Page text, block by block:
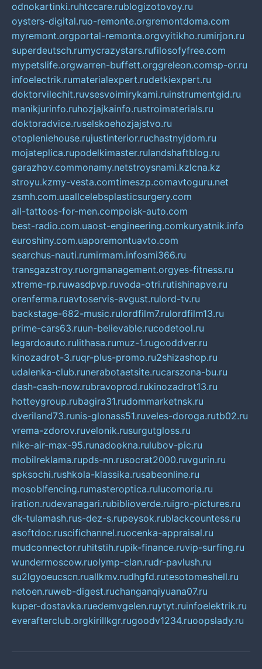
odnokartinki.ruhtccare.rublogizotovoy.ru
oysters-digital.ruo-remonte.orgremontdoma.com
myremont.orgportal-remonta.orgvyitikho.rumirjon.ru
superdeutsch.rumycrazystars.rufilosofyfree.com
mypetslife.orgwarren-buffett.orggreleon.comsp-or.ru
infoelectrik.rumaterialexpert.rudetkiexpert.ru
doktorvilechit.ruvsesvoimirykami.ruinstrumentgid.ru
manikjurinfo.ruhozjajkainfo.rustroimaterials.ru
doktoradvice.ruselskoehozjajstvo.ru
otopleniehouse.rujustinterior.ruchastnyjdom.ru
mojateplica.rupodelkimaster.rulandshaftblog.ru
garazhov.commonamy.netstroysnami.kzlcna.kz
stroyu.kzmy-vesta.comtimeszp.comavtoguru.net
zsmh.com.uaallcelebsplasticsurgery.com
all-tattoos-for-men.compoisk-auto.com
best-radio.com.uaost-engineering.comkuryatnik.info
euroshiny.com.uaporemontuavto.com
searchus-nauti.rumirmam.infosmi366.ru
transgazstroy.ruorgmanagement.orgyes-fitness.ru
xtreme-rp.ruwasdpvp.ruvoda-otri.rutishinapve.ru
orenferma.ruavtoservis-avgust.rulord-tv.ru
backstage-682-music.rulordfilm7.rulordfilm13.ru
prime-cars63.ruun-believable.rucodetool.ru
legardoauto.rulithasa.rumuz-1.rugooddver.ru
kinozadrot-3.ruqr-plus-promo.ru2shizashop.ru
udalenka-club.runerabotaetsite.rucarszona-bu.ru
dash-cash-now.rubravoprod.rukinozadrot13.ru
hotteygroup.rubagira31.rudommarketnsk.ru
dveriland73.runis-glonass51.ruveles-doroga.rutb02.ru
vrema-zdorov.ruvelonik.rusurgutgloss.ru
nike-air-max-95.runadookna.rulubov-pic.ru
mobilreklama.rupds-nn.rusocrat2000.ruvgurin.ru
spksochi.rushkola-klassika.rusabeonline.ru
mosoblfencing.rumasteroptica.rulucomoria.ru
iration.rudevanagari.rubiblioverde.ruigro-pictures.ru
dk-tulamash.rus-dez-s.rupeysok.rublackcountess.ru
asoftdoc.ruscifichannel.ruocenka-appraisal.ru
mudconnector.ruhitstih.rupik-finance.ruvip-surfing.ru
wundermoscow.ruolymp-clan.rudr-pavlush.ru
su2lgyoeucscn.ruallkmv.rudhgfd.rutesotomeshell.ru
netoen.ruweb-digest.ruchanganqiyuana07.ru
kuper-dostavka.ruedemvgelen.ruytyt.ruinfoelektrik.ru
everafterclub.orgkirillkgr.rugoodv1234.ruoopslady.ru